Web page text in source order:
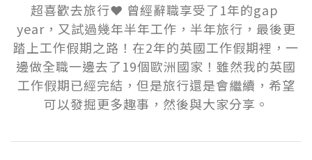
超喜歡去旅行❤️ 曾經辭職享受了1年的gap
year，又試過幾年半年工作，半年旅行，最後更
踏上工作假期之路！在2年的英國工作假期裡，一
邊做全職一邊去了19個歐洲國家！雖然我的英國
工作假期已經完結，但是旅行還是會繼續，希望